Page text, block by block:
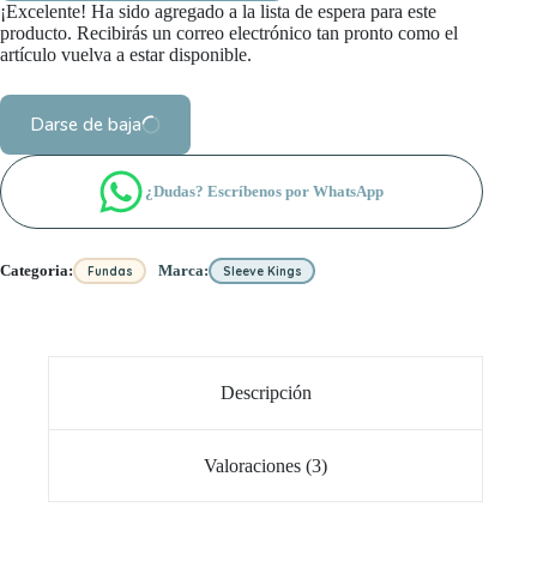
¡Excelente! Ha sido agregado a la lista de espera para este
producto. Recibirás un correo electrónico tan pronto como el
artículo vuelva a estar disponible.
Darse de baja
¿Dudas? Escríbenos por WhatsApp
Categoria: Fundas Marca: Sleeve Kings
Descripción
Valoraciones (3)